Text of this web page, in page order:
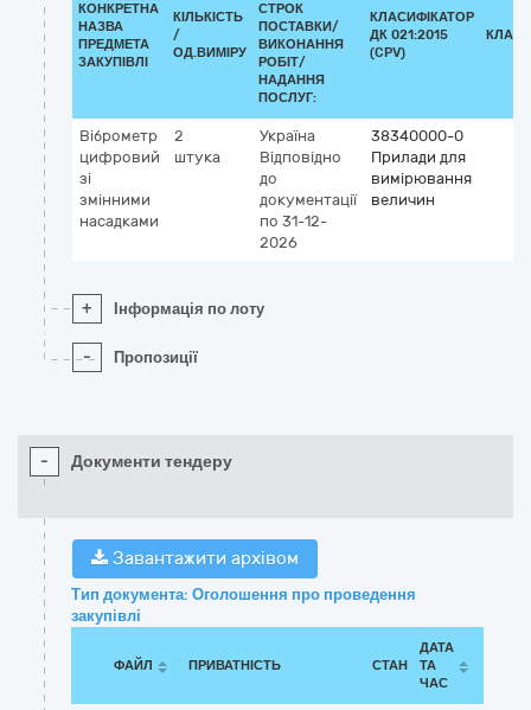
КОНКРЕТНА
НАЗВА
ПРЕДМЕТА
ЗАКУПІВЛІ
КІЛЬКІСТЬ
/
ОД.ВИМІРУ
СТРОК
ПОСТАВКИ/
ВИКОНАННЯ
РОБІТ/
НАДАННЯ
ПОСЛУГ:
КЛАСИФІКАТОР
ДК 021:2015
(CPV)
Віброметр
цифровий
зі
змінними
насадками
2
штука
Україна
Відповідно
до
документації
по 31-12-
2026
38340000-0
Прилади для
вимірювання
величин
+ Інформація по лоту
- Пропозиції
- Документи тендеру
Завантажити архівом
Тип документа: Оголошення про проведення
закупівлі
ФАЙЛ ПРИВАТНІСТЬ СТАН
ДАТА
ТА
ЧАС